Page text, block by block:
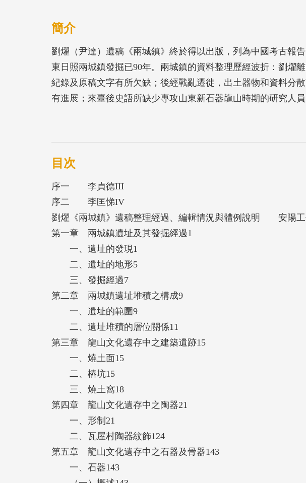
簡介
劉燿（尹達）遺稿《兩城鎮》終於得以出版，列為中國考古報
東日照兩城鎮發掘已90年。兩城鎮的資料整理歷經波折：劉燿
紀錄及原稿文字有所欠缺；後經戰亂遷徙，出土器物和資料分
有進展；來臺後史語所缺少專攻山東新石器龍山時期的研究人
物資料的彙整與核對。1997年杜正勝所長赴南京博物院訪問，
來所訪問。欒教授長年研究山東龍山文化，曾與美、日等跨國
掘。在其協助下，終使兩城鎮資料得以整理完成並出版。
之建築遺跡，(4) 龍山文化遺存中之陶器，(5) 龍山文化遺存中之
之墓葬，(7) 上層文化遺存，以及(8) 兩城鎮龍山文化之特性。
目次
序一 李貞德III
序二 李匡悌IV
劉燿《兩城鎮》遺稿整理經過、編輯情況與體例說明 安陽
第一章 兩城鎮遺址及其發掘經過1
一、遺址的發現1
二、遺址的地形5
三、發掘經過7
第二章 兩城鎮遺址堆積之構成9
一、遺址的範圍9
二、遺址堆積的層位關係11
第三章 龍山文化遺存中之建築遺跡15
一、燒土面15
二、樁坑15
三、燒土窩18
第四章 龍山文化遺存中之陶器21
一、形制21
二、瓦屋村陶器紋飾124
第五章 龍山文化遺存中之石器及骨器143
一、石器143